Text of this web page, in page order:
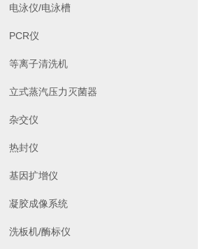
电泳仪/电泳槽
PCR仪
等离子清洗机
立式蒸汽压力灭菌器
杂交仪
热封仪
基因扩增仪
凝胶成像系统
洗板机/酶标仪